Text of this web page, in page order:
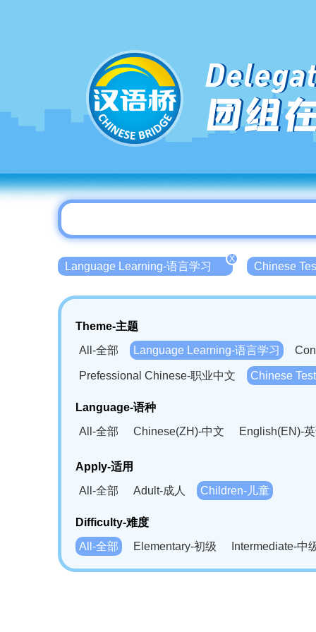
团组
Language Learning-语言学习
X
Chinese
Theme-主题
All-全部
Language Learning-语言学习
Prefessional Chinese-职业中文 Chinese
Language-语种
All-全部
Chinese(ZH)-中文
English(EN)-
Bahasa Melayu(MS)-马来语
Swahili(SW)-斯瓦西里语
Kampuchea(KH)-
Apply-适用
All-全部
Adult-成人 Children-儿童
Difficulty-难度
All-全部
Elementary-初级 Intermediate-中